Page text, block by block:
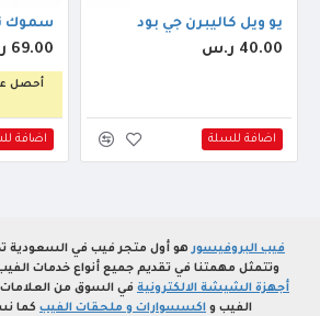
يو ويل كاليبرن جي بود
40.00 ر.س
اضافة للسلة
سموك نوفو
69.00 ر.س
أحصل
اضافة
فيب البروفيسورهو أول متجر فيب في السعودية
وتتمثل مهمتنا في تقديم جميع أنواع خدمات
أجهزة الشيشة الالكترونية في السوق من العلامات
الفيب و اكسسوارات و ملحقات الفيب كما